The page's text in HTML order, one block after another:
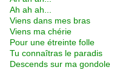
Ah ah ah...
Viens dans mes bras
Viens ma chérie
Pour une étreinte folle
Tu connaîtras le paradis
Descends sur ma gondole